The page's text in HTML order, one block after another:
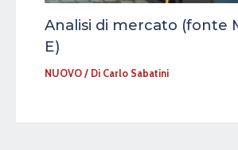
Analisi di mercato (fonte
E)
NUOVO / Di Carlo Sabatini